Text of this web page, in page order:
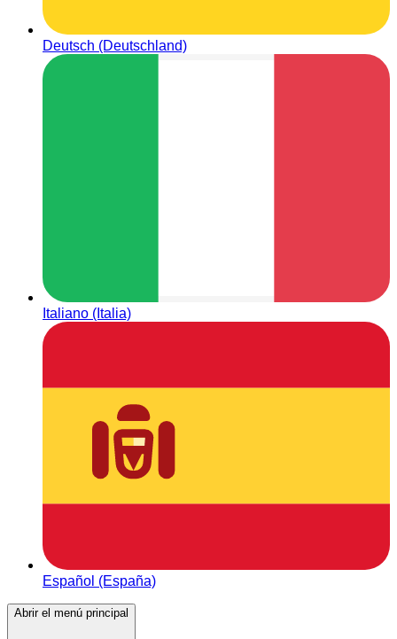
Deutsch (Deutschland)
Italiano (Italia)
Español (España)
Abrir el menú principal